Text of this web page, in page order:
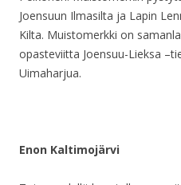
Joensuun Ilmasilta ja Lapin
Kilta. Muistomerkki on
opasteviitta Joensuu-Lieksa
Uimaharjua.
Enon Kaltimojärvi